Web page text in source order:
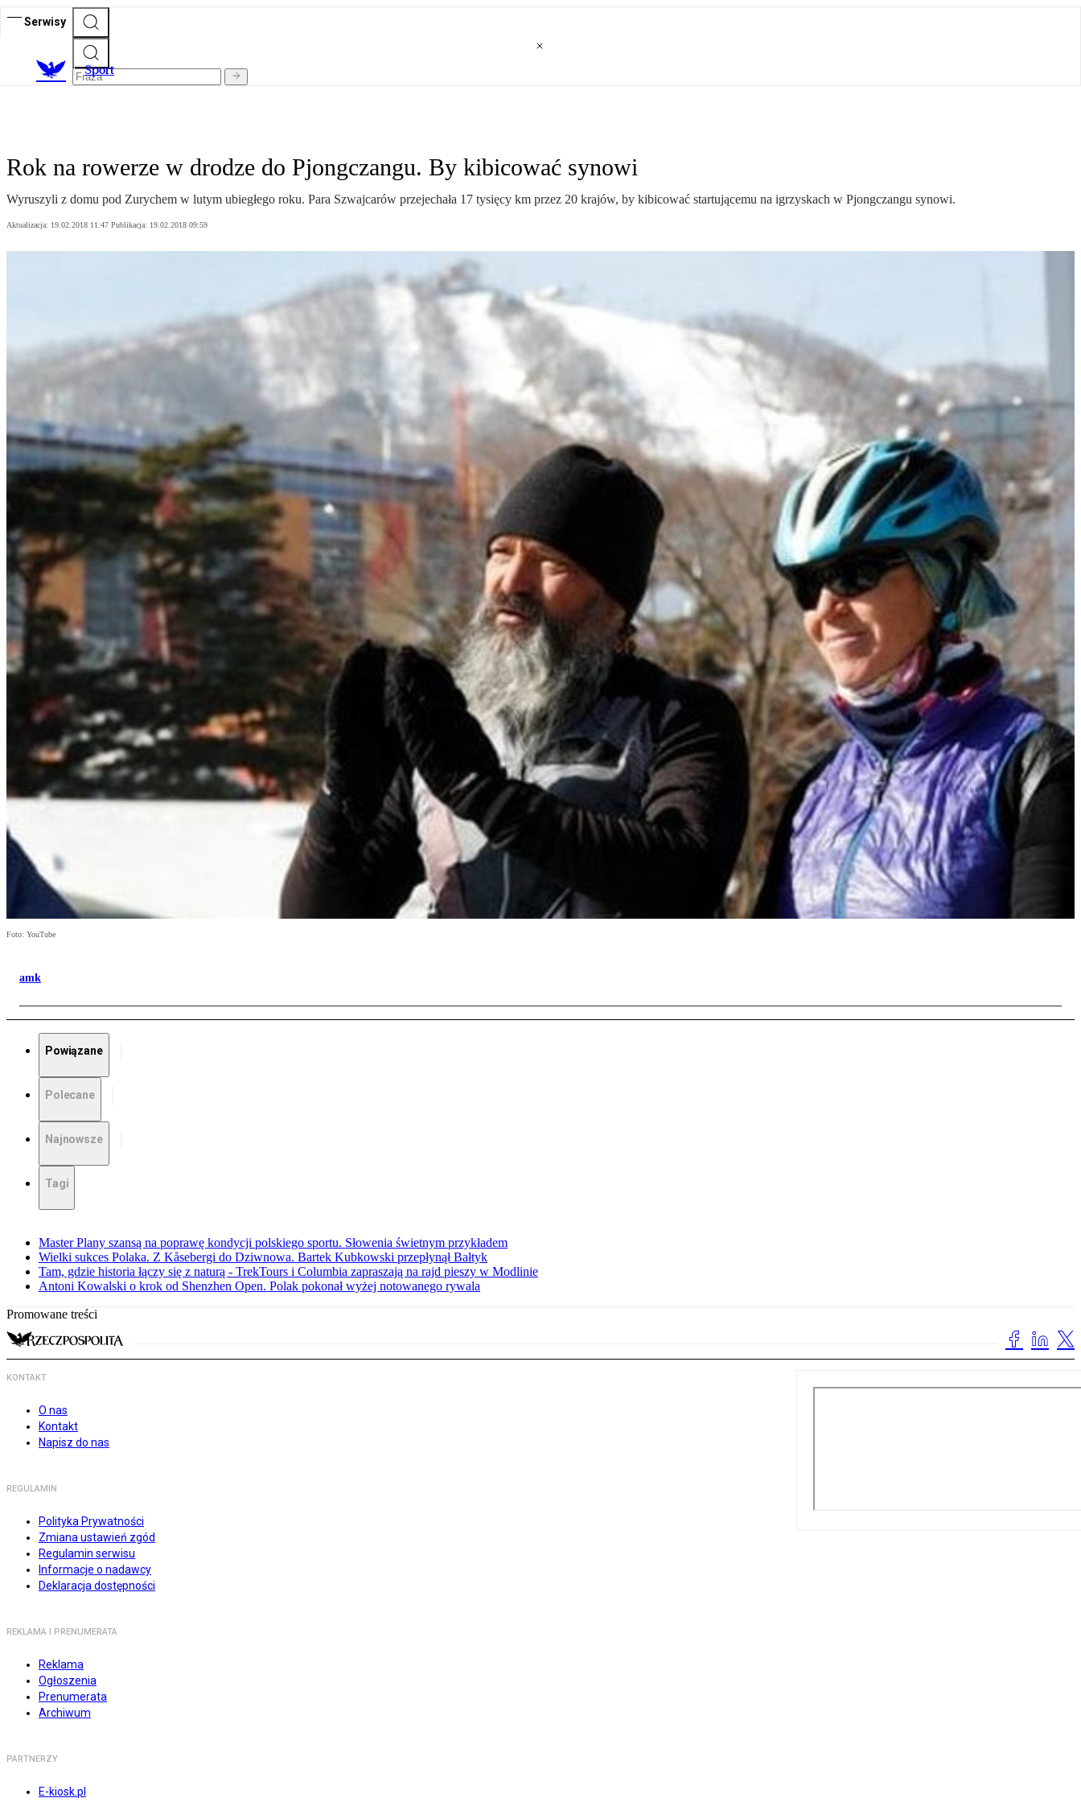
Serwisy
Sport
Rok na rowerze w drodze do Pjongczangu. By kibicować synowi
Wyruszyli z domu pod Zurychem w lutym ubiegłego roku. Para Szwajcarów przejechała 17 tysięcy km przez 20 krajów, by kibicować startującemu na igrzyskach w Pjongczangu synowi.
Aktualizacja: 19.02.2018 11:47 Publikacja: 19.02.2018 09:59
Foto: YouTube
amk
Powiązane
Polecane
Najnowsze
Tagi
Master Plany szansą na poprawę kondycji polskiego sportu. Słowenia świetnym przykładem
Wielki sukces Polaka. Z Kåsebergi do Dziwnowa. Bartek Kubkowski przepłynął Bałtyk
Tam, gdzie historia łączy się z naturą - TrekTours i Columbia zapraszają na rajd pieszy w Modlinie
Antoni Kowalski o krok od Shenzhen Open. Polak pokonał wyżej notowanego rywala
Promowane treści
KONTAKT
O nas
Kontakt
Napisz do nas
REGULAMIN
Polityka Prywatności
Zmiana ustawień zgód
Regulamin serwisu
Informacje o nadawcy
Deklaracja dostępności
REKLAMA I PRENUMERATA
Reklama
Ogłoszenia
Prenumerata
Archiwum
PARTNERZY
E-kiosk.pl